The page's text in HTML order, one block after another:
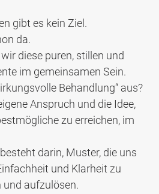
gibt es kein Ziel.
da.
diese puren, stillen und
im gemeinsamen Sein.
Behandlung“ aus?
Anspruch und die Idee,
zu erreichen, im
darin, Muster, die uns
und Klarheit zu
und aufzulösen.